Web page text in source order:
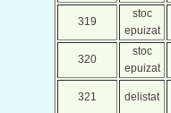
319
stoc
epuizat
320
stoc
epuizat
321 delistat